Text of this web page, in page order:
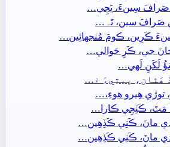
صَرافَ سِينءَ، ڀَڄِي…
صَرافَ سين، تَہ…
ڪَرِين، ڪومَ مُنجهائِين…
جي، ڪَرِ حَوالي…
لَکَنِ لَھي…
ھَٿان، پيتِيءَ ۾…
توڙي ھِيرو ھوءِ،…
مَٽَ، ڪَٽِجِي ڪارا…
مانَ، ڪَنِي ڪَڏِھِين…
مانَ، ڪَنِي ڪَڏِھِين…